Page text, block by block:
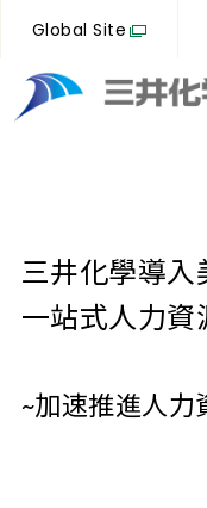
Global Site
三井化學導
一站式人力資
~加速推進人力